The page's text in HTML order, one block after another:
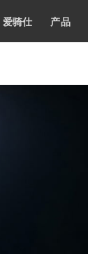
爱骑仕 产品